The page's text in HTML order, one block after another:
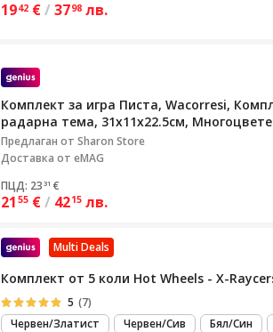
1942 €/ 3798 лв.
Комплект за игра Писта, Wacorresi,
радарна тема, 31x11x22.5см,
Предлаган от Sharon Store
Доставка от eMAG
ПЦД: 23 31 €
21 55 €/ 4215 лв.
Multi Deals
Комплект от 5 коли Hot Wheels - X-
5 (7)
Червен/Златист
Червен/Сив
Бял/Син